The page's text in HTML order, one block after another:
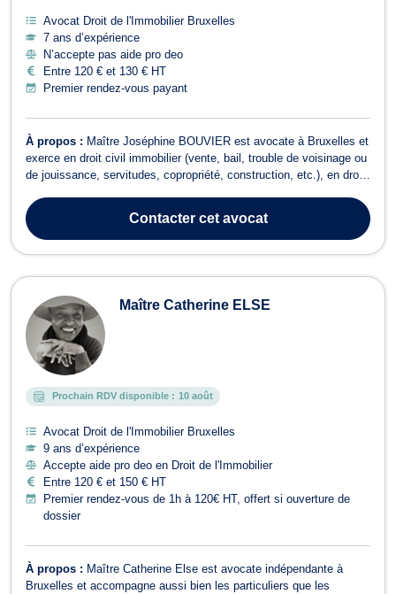
Avocat Droit de l'Immobilier Bruxelles
7 ans d’expérience
N’accepte pas aide pro deo
Entre 120 € et 130 € HT
Premier rendez-vous payant
À propos : Maître Joséphine BOUVIER est avocate à Bruxelles et
exerce en droit civil immobilier (vente, bail, trouble de voisinage ou
de jouissance, servitudes, copropriété, construction, etc.), en droit
d’abord, dans le domaine du droit civil immobilier, Maître Joséphine
B...
Contactercet avocat
Maître Catherine ELSE
Prochain RDV disponible : 10 août
Avocat Droit de l'Immobilier Bruxelles
9 ans d’expérience
Accepte aide pro deo en Droit de l'Immobilier
Entre 120 € et 150 € HT
Premier rendez-vous de 1h à 120€ HT, offert si ouverture de
dossier
À propos : Maître Catherine Else est avocate indépendante à
Bruxelles et accompagne aussi bien les particuliers que les